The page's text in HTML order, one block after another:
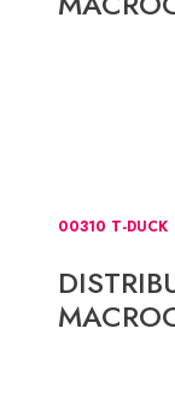
00310 T-DUCK